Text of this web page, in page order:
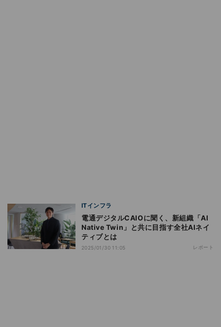
ITインフラ
電通デジタルCAIOに聞く、新組織「AI
Native Twin」と共に目指す全社AIネイ
ティブとは
2025/01/30 11:05 レポート